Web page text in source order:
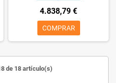
4.838,79 €
COMPRAR
de 18 artículo(s)